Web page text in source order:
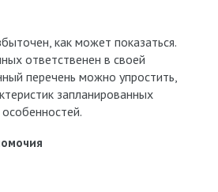
как может показаться.
ответственен в своей
перечень можно упростить,
запланированных